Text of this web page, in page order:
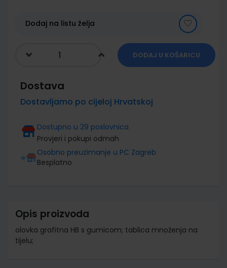
galleryDodaj na listu želja
DODAJ U KOŠARICU
Dostava
Dostavljamo po cijeloj Hrvatskoj
Dostupno u 29 poslovnica
Provjeri i pokupi odmah
Osobno preuzimanje u PC Zagreb
Besplatno
Opis proizvoda
olovka grafitna HB s gumicom; tablica množenja na
tijelu;